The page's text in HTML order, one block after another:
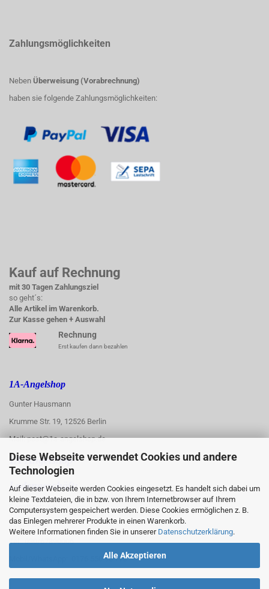
Diese Webseite verwendet Cookies und andere
Technologien
Auf dieser Webseite werden Cookies eingesetzt. Es handelt sich dabei um
kleine Textdateien, die in bzw. von Ihrem Internetbrowser auf Ihrem
Computersystem gespeichert werden. Diese Cookies ermöglichen z. B.
das Einlegen mehrerer Produkte in einen Warenkorb.
Weitere Informationen finden Sie in unserer Datenschutzerklärung.
Alle Akzeptieren
Zahlungsmöglichkeiten
Neben Überweisung (Vorabrechnung)
haben sie folgende Zahlungsmöglichkeiten:
Kauf auf Rechnung
mit 30 Tagen Zahlungsziel
so geht´s:
Alle Artikel im Warenkorb.
Zur Kasse gehen + Auswahl
Rechnung
Erst kaufen dann bezahlen
1A-Angelshop
Gunter Hausmann
Krumme Str. 19, 12526 Berlin
Mail: post@1a-angelshop.de
1A-Angelshop-
Ladengeschäft::
Regattastr. 66
12527 Berlin
Tel.: 030/67890006
Mobil/WhatsApp: 0176 550 90 773